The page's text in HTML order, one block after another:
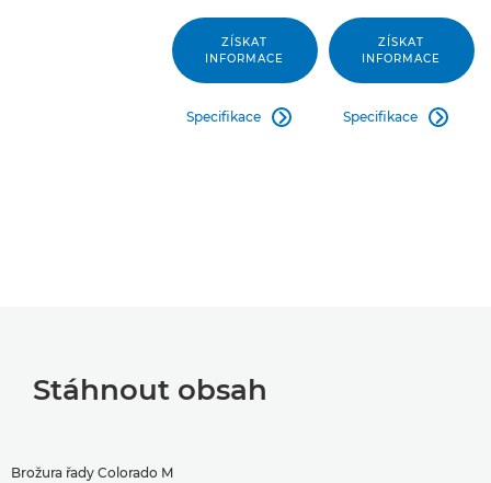
ZÍSKAT
INFORMACE
Specifikace 
ZÍSKAT
INFORMACE
Specifikace 
Stáhnout obsah
Brožura řady Colorado M